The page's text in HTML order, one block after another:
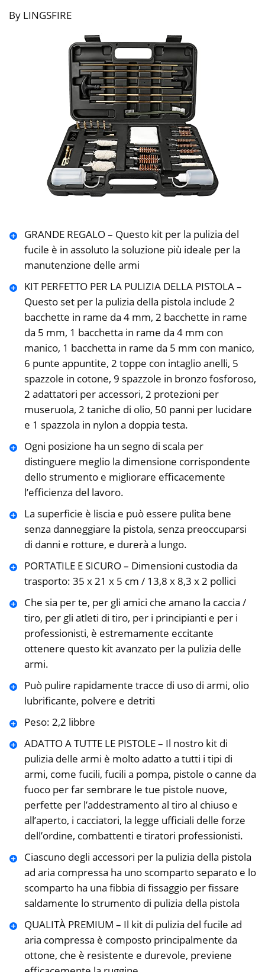
By LINGSFIRE
GRANDE REGALO – Questo kit per la pulizia del
fucile è in assoluto la soluzione più ideale per la
manutenzione delle armi
KIT PERFETTO PER LA PULIZIA DELLA PISTOLA –
Questo set per la pulizia della pistola include 2
bacchette in rame da 4 mm, 2 bacchette in rame
da 5 mm, 1 bacchetta in rame da 4 mm con
manico, 1 bacchetta in rame da 5 mm con manico,
6 punte appuntite, 2 toppe con intaglio anelli, 5
spazzole in cotone, 9 spazzole in bronzo fosforoso,
2 adattatori per accessori, 2 protezioni per
museruola, 2 taniche di olio, 50 panni per lucidare
e 1 spazzola in nylon a doppia testa.
Ogni posizione ha un segno di scala per
distinguere meglio la dimensione corrispondente
dello strumento e migliorare efficacemente
l’efficienza del lavoro.
La superficie è liscia e può essere pulita bene
senza danneggiare la pistola, senza preoccuparsi
di danni e rotture, e durerà a lungo.
PORTATILE E SICURO – Dimensioni custodia da
trasporto: 35 x 21 x 5 cm / 13,8 x 8,3 x 2 pollici
Che sia per te, per gli amici che amano la caccia /
tiro, per gli atleti di tiro, per i principianti e per i
professionisti, è estremamente eccitante
ottenere questo kit avanzato per la pulizia delle
armi.
Può pulire rapidamente tracce di uso di armi, olio
lubrificante, polvere e detriti
Peso: 2,2 libbre
ADATTO A TUTTE LE PISTOLE – Il nostro kit di
pulizia delle armi è molto adatto a tutti i tipi di
armi, come fucili, fucili a pompa, pistole o canne da
fuoco per far sembrare le tue pistole nuove,
perfette per l’addestramento al tiro al chiuso e
all’aperto, i cacciatori, la legge ufficiali delle forze
dell’ordine, combattenti e tiratori professionisti.
Ciascuno degli accessori per la pulizia della pistola
ad aria compressa ha uno scomparto separato e lo
scomparto ha una fibbia di fissaggio per fissare
saldamente lo strumento di pulizia della pistola
QUALITÀ PREMIUM – Il kit di pulizia del fucile ad
aria compressa è composto principalmente da
ottone, che è resistente e durevole, previene